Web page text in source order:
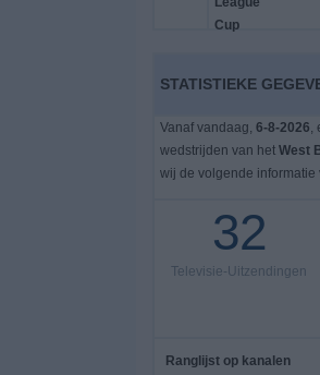
STATISTIEKE
Vanaf vandaag, 6-8-2026,
wedstrijden van het West
wij de volgende informatie
32
Televisie-Uitzendingen
Ranglijst op kanalen